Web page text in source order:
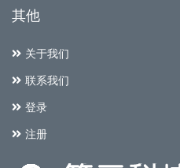
其他
关于我们
联系我们
登录
注册